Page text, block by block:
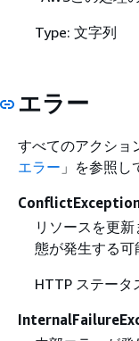
Type: 文字列
エラー
すべてのアクショ
エラー 」を参照し
リソースを更
態が発生する可
HTTP ステータ